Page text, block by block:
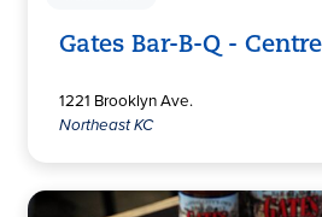
Gates Bar-B-Q -
1221 Brooklyn Ave.
Northeast KC